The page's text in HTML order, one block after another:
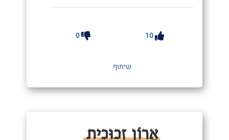
10
0
שיתוף
אֲרוֹן זְכוּכִית